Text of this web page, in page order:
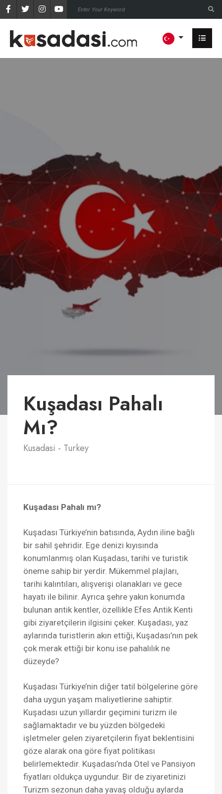
Kuşadası Pahalı
Mı?
Kusadasi - Turkey
Kuşadası Pahalı mı?
Kuşadası Türkiye’nin batısında, Aydın iline bağlı
bir sahil şehridir. Ege denizi kıyısında
konumlanmış olan Kuşadası, tarihi ve turistik
öneme sahip bir yerdir. Mükemmel plajları,
tarihi kalıntıları, alışverişi olanakları ve gece
hayatı ile bilinir. Ayrıca şehre yakın konumda
bulunan antik kentler, özellikle Efes Antik Kenti
gibi ziyaretçilerin ilgisini çeker. Kuşadası, yaz
aylarında turistlerin akın ettiği, Kuşadası’nın pek
çok merak ettiği bir konu ise pahalılık ne
düzeyde?
Kuşadası Türkiye’nin diğer tatil bölgelerine göre
daha uygun yaşam maliyetlerine sahiptir.
Kuşadası uzun yıllardır geçimini turizm ile
sağlamaktadır ve bu yüzden bölgedeki
işletmeler gelen ziyaretçilerin fiyat beklentisini
göze alarak ona göre fiyat politikası
belirlemektedir. Kuşadası’nda Otel ve Pansiyon
fiyatları oldukça uygundur. Bir de ziyaretinizi
Turizm sezonun daha yavaş olduğu aylarda